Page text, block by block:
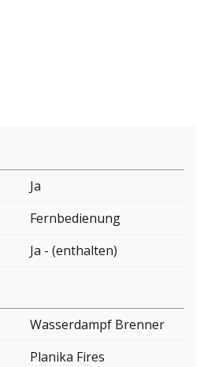
Ja
Fernbedienung
Ja - (enthalten)
Wasserdampf Brenner
Planika Fires